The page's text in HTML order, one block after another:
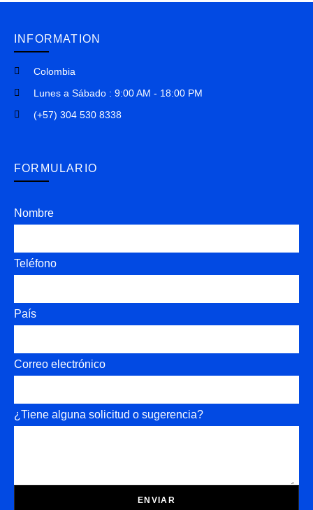
INFORMATION
Colombia
Lunes a Sábado : 9:00 AM - 18:00 PM
(+57) 304 530 8338
FORMULARIO
Nombre
Teléfono
País
Correo electrónico
¿Tiene alguna solicitud o sugerencia?
ENVIAR